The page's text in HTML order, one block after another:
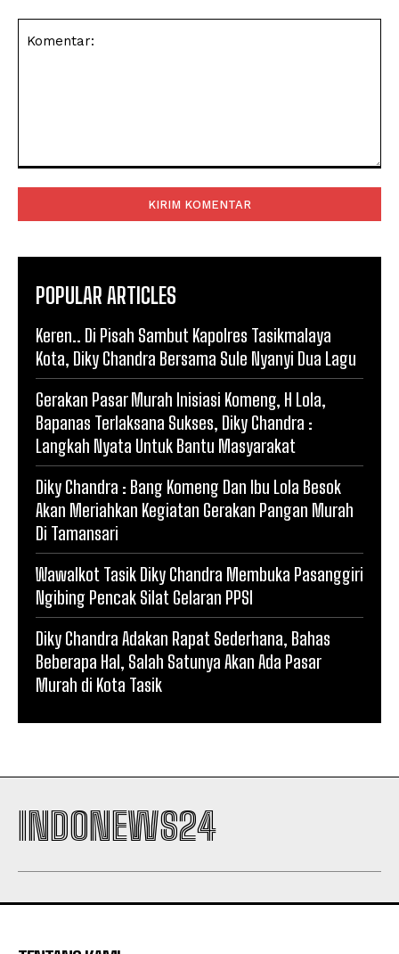
POPULAR ARTICLES
Keren.. Di Pisah Sambut Kapolres Tasikmalaya
Kota, Diky Chandra Bersama Sule Nyanyi Dua Lagu
Gerakan Pasar Murah Inisiasi Komeng, H Lola,
Bapanas Terlaksana Sukses, Diky Chandra :
Langkah Nyata Untuk Bantu Masyarakat
Diky Chandra : Bang Komeng Dan Ibu Lola Besok
Akan Meriahkan Kegiatan Gerakan Pangan Murah
Di Tamansari
Wawalkot Tasik Diky Chandra Membuka Pasanggiri
Ngibing Pencak Silat Gelaran PPSI
Diky Chandra Adakan Rapat Sederhana, Bahas
Beberapa Hal, Salah Satunya Akan Ada Pasar
Murah di Kota Tasik
INDONEWS24